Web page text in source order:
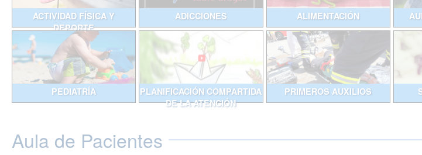
ACTIVIDAD FÍSICA Y
DEPORTE
ADICCIONES ALIMENTACIÓN
PEDIATRÍA
PLANIFICACIÓN COMPARTIDA
DE LA ATENCIÓN
PRIMEROS AUXILIOS
Aula de Pacientes